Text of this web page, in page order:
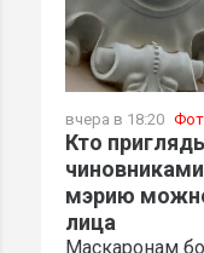
вчера в 18:20
Кто
мэрию
лица
Маскаронам